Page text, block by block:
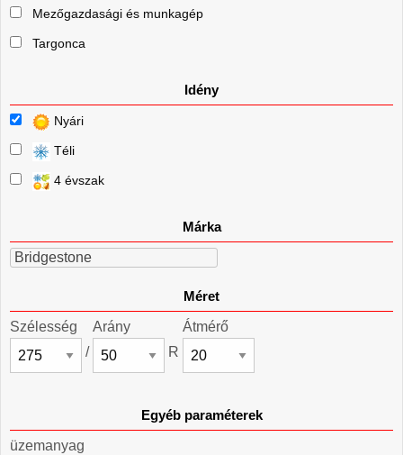
Mezőgazdasági és munkagép
Targonca
Idény
Nyári
Téli
4 évszak
Márka
Bridgestone
Méret
Szélesség
/
Arány
R
Átmérő
Egyéb paraméterek
üzemanyag